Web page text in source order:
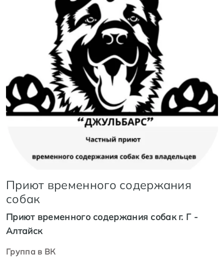
Приют временного содержания
собак
Приют временного содержания собак г. Г -
Алтайск
Группа в ВК